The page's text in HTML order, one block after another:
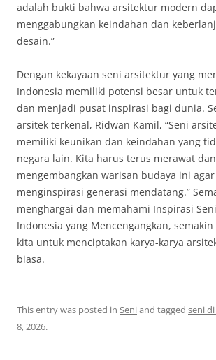
adalah bukti bahwa arsitektur modern
menggabungkan keindahan dan
desain.”
Dengan kekayaan seni arsitektur yang
Indonesia memiliki potensi besar untuk
dan menjadi pusat inspirasi bagi dunia.
arsitek terkenal, Ridwan Kamil, “Seni
memiliki keunikan dan keindahan yang
negara lain. Kita harus terus merawat dan
mengembangkan warisan budaya ini
menginspirasi generasi mendatang.”
menghargai dan memahami Inspirasi
Indonesia yang Mencengangkan,
kita untuk menciptakan karya-karya
biasa.
This entry was posted in Seniand tagged seni
8, 2026.